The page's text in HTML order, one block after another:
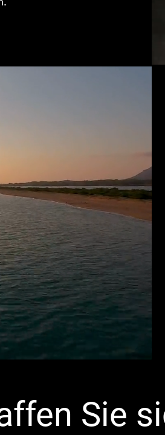
Sie